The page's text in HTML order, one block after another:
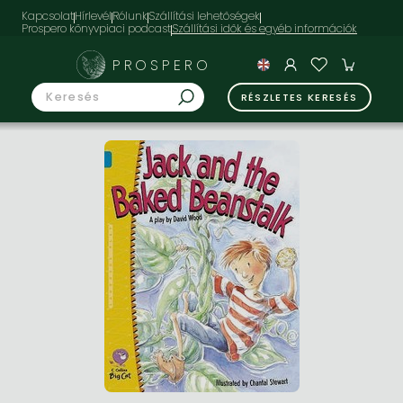
KapcsolatHírlevélRólunkSzállítási lehetőségek
Prospero könyvpiaci podcast
PROSPERO
RÉSZLETES KERESÉS